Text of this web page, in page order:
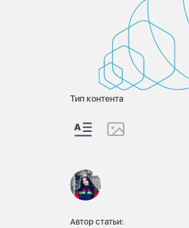
Тип контента
Автор статьи: